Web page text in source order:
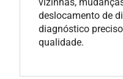
deslocamento de
diagnóstico
qualidade.